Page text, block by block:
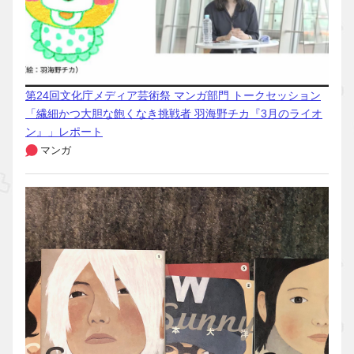
第24回文化庁メディア芸術祭 マンガ部門 トークセッション
「繊細かつ大胆な飽くなき挑戦者 羽海野チカ『3月のライオ
ン』」レポート
マンガ